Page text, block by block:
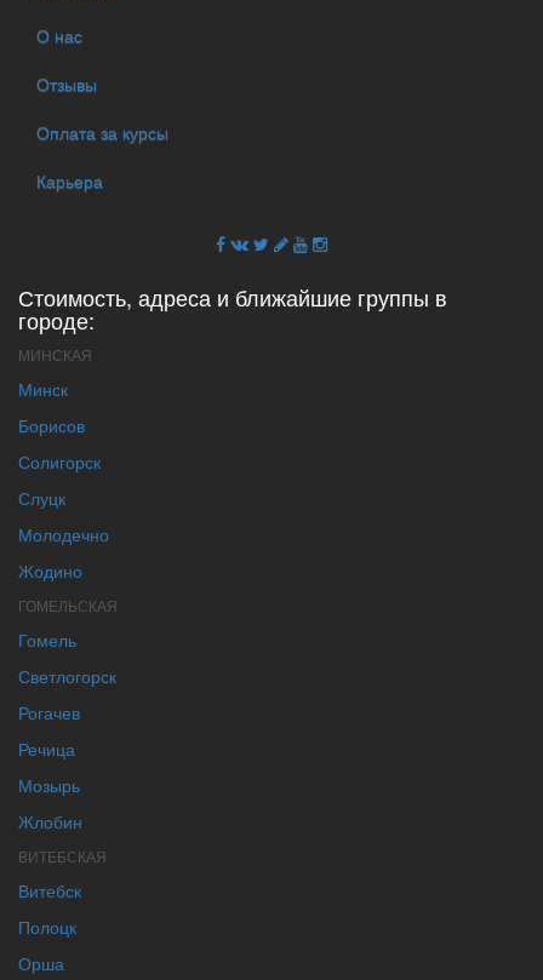
О нас
Отзывы
Оплата за курсы
Карьера
Стоимость, адреса и ближайшие группы в
городе:
МИНСКАЯ
Минск
Борисов
Солигорск
Слуцк
Молодечно
Жодино
ГОМЕЛЬСКАЯ
Гомель
Светлогорск
Рогачев
Речица
Мозырь
Жлобин
ВИТЕБСКАЯ
Витебск
Полоцк
Орша